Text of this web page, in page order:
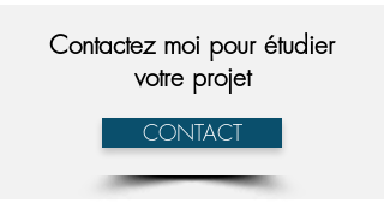
Contactez moi pour étudier
votre projet
CONTACT